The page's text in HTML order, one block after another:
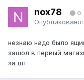
nox78 0
Опубликовано:
незнаю надо было
зашол в первый
за шт